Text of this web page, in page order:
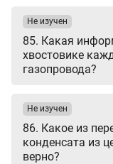
85. Какая
хвостовике
газопровода?
Не изучен
86. Какое из
конденсата из
верно?
Не изучен